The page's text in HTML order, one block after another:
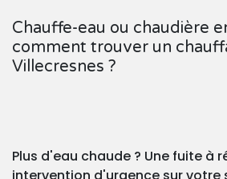
Chauffe-eau ou chaudière
comment trouver un
Villecresnes ?
Plus d'eau chaude ? Une fuite à